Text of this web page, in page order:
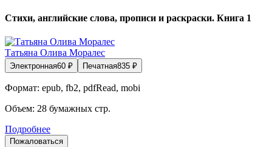
Стихи, английские слова, прописи и раскраски. Книга 1
Татьяна Олива Моралес
Электронная60 ₽ Печатная835 ₽
Формат: epub, fb2, pdfRead, mobi
Объем: 28 бумажных стр.
Подробнее
Пожаловаться